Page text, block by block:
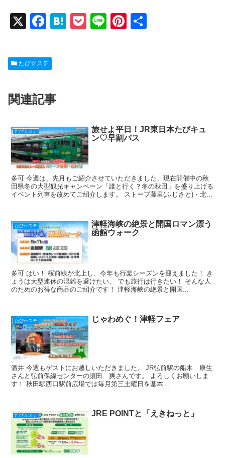
X
F
c
e
o
k
H
P
Li
Pi
たび☆ステ
関連記事
たび☆ステ
旅せよ平日！JR東日本たびキュ
ン♡早割パス
多可 今週は、先月もご紹介させていただきました、現在開催中の秋
田県冬の大型観光キャンペーン「誰と行く？冬の秋田」を盛り上げる
イベント列車を改めてご紹介します。 ストーブ藤里(ふじさと)・北...
たび☆ステ
津軽海峡の絶景と開国ロマン漂う
函館ウォーク
多可 はい！ 桜前線が北上し、今年も行楽シーズンを迎えました！ き
ょうは大型連休の混雑を避けたい、 でも旅行は行きたい！ そんな人
のためのお得な商品のご紹介です！ 津軽海峡の絶景と開国...
たび☆ステ じゃわめぐ！津軽フェア
酒井 今週もゲストにお越しいただきました。 JR弘前駅の船木 康生
さんと弘前保線センターの須田 爽さんです。 よろしくお願いしま
す！ 秋田駅西口駅前広場では毎月第三土曜日を基本...
たび☆ステ JRE POINTと「えきねっと」